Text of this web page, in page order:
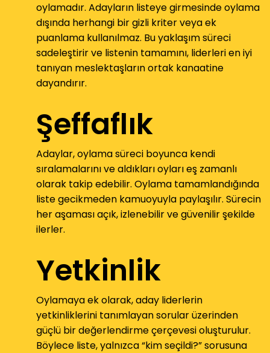
oylamadır. Adayların listeye girmesinde oylama
dışında herhangi bir gizli kriter veya ek
puanlama kullanılmaz. Bu yaklaşım süreci
sadeleştirir ve listenin tamamını, liderleri en iyi
tanıyan meslektaşların ortak kanaatine
dayandırır.
Şeffaflık
Adaylar, oylama süreci boyunca kendi
sıralamalarını ve aldıkları oyları eş zamanlı
olarak takip edebilir. Oylama tamamlandığında
liste gecikmeden kamuoyuyla paylaşılır. Sürecin
her aşaması açık, izlenebilir ve güvenilir şekilde
ilerler.
Yetkinlik
Oylamaya ek olarak, aday liderlerin
yetkinliklerini tanımlayan sorular üzerinden
güçlü bir değerlendirme çerçevesi oluşturulur.
Böylece liste, yalnızca “kim seçildi?” sorusuna